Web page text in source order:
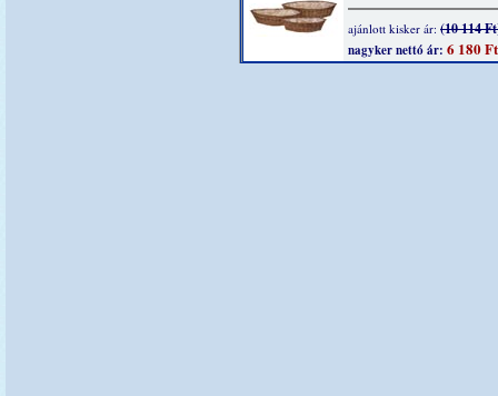
ajánlott kisker ár: (10 114
nagyker nettó ár: 6 180 Ft